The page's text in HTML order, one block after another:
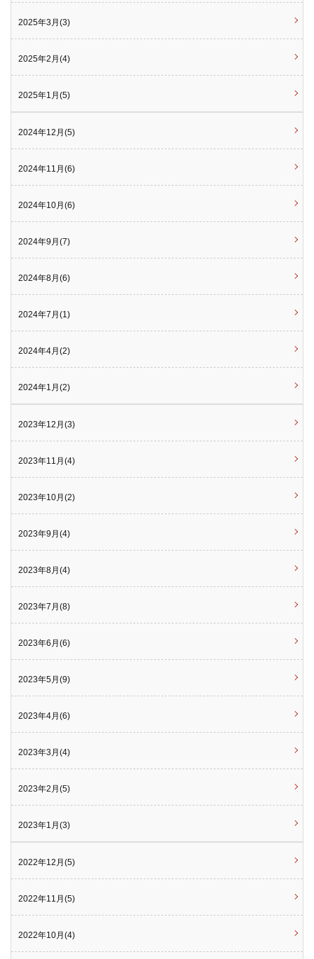
2025年3月(3)
2025年2月(4)
2025年1月(5)
2024年12月(5)
2024年11月(6)
2024年10月(6)
2024年9月(7)
2024年8月(6)
2024年7月(1)
2024年4月(2)
2024年1月(2)
2023年12月(3)
2023年11月(4)
2023年10月(2)
2023年9月(4)
2023年8月(4)
2023年7月(8)
2023年6月(6)
2023年5月(9)
2023年4月(6)
2023年3月(4)
2023年2月(5)
2023年1月(3)
2022年12月(5)
2022年11月(5)
2022年10月(4)